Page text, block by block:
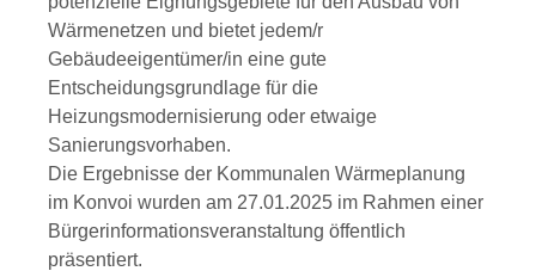
Wärmenetzen und bietet jedem/r
Gebäudeeigentümer/in eine gute
Entscheidungsgrundlage für die
Heizungsmodernisierung oder etwaige
Sanierungsvorhaben.
Die Ergebnisse der Kommunalen Wärmeplanung
im Konvoi wurden am 27.01.2025 im Rahmen einer
Bürgerinformationsveranstaltung öffentlich
präsentiert.